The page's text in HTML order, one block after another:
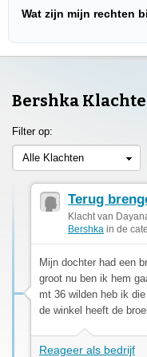
Wat zijn mijn rechten
Bershka
Filter op:
Alle Klachten
Terug
Klacht van
Bershka in de
Mijn dochter had een
groot nu ben ik hem
mt 36 wilden heb ik
de winkel heeft de
Reageer als bedrijf